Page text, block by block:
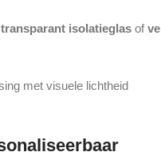
isolatieglas of
met visuele lichtheid